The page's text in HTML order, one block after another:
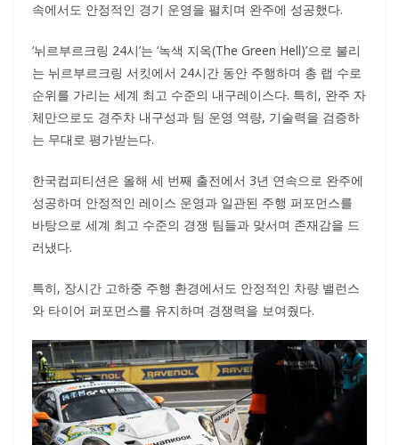
속에서도 안정적인 경기 운영을 펼치며 완주에 성공했다.
‘뉘르부르크링 24시’는 ‘녹색 지옥(The Green Hell)’으로 불리
는 뉘르부르크링 서킷에서 24시간 동안 주행하며 총 랩 수로
순위를 가리는 세계 최고 수준의 내구레이스다. 특히, 완주 자
체만으로도 경주차 내구성과 팀 운영 역량, 기술력을 검증하
는 무대로 평가받는다.
한국컴피티션은 올해 세 번째 출전에서 3년 연속으로 완주에
성공하며 안정적인 레이스 운영과 일관된 주행 퍼포먼스를
바탕으로 세계 최고 수준의 경쟁 팀들과 맞서며 존재감을 드
러냈다.
특히, 장시간 고하중 주행 환경에서도 안정적인 차량 밸런스
와 타이어 퍼포먼스를 유지하며 경쟁력을 보여줬다.